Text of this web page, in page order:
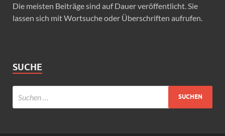
Die meisten Beiträge sind auf Dauer veröffentlicht. Sie
lassen sich mit Wortsuche oder Überschriften aufrufen.
SUCHE